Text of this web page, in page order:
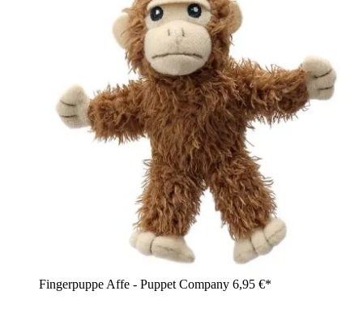
Fingerpuppe Affe - Puppet Company 6,95 €*